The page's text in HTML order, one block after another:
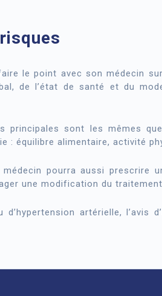
le point avec son médecin
de l’état de santé et du
principales sont les mêmes
: équilibre alimentaire, activité
pourra aussi prescrire
une modification du
artérielle, l’avis